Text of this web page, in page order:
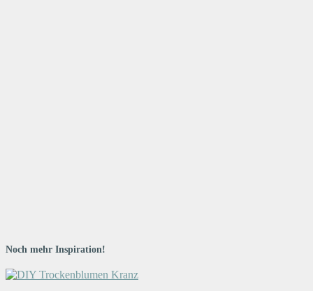
Noch mehr Inspiration!